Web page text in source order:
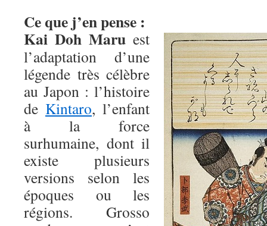
Ce que j’en pense :
Kai Doh Maru est
l’adaptation d’une
légende très célèbre
au Japon : l’histoire
de Kintaro, l’enfant
à la force
surhumaine, dont il
existe plusieurs
versions selon les
époques ou les
régions. Grosso